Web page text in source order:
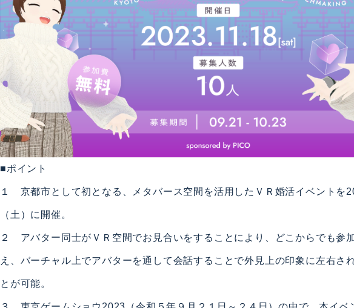
■ポイント
１ 京都市として初となる、メタバース空間を活用したＶＲ婚活イベントを
（土）に開催。
２ アバター同士がＶＲ空間でお見合いをすることにより、どこからでも参
え、バーチャル上でアバターを通して会話することで外見上の印象に左右さ
とが可能。